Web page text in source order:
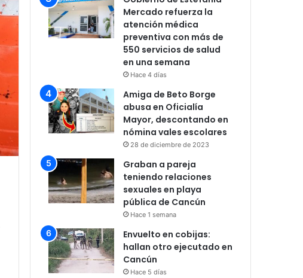
Mercado refuerza la
atención médica
preventiva con más de
550 servicios de salud
en una semana
Hace 4 días
Amiga de Beto Borge
abusa en Oficialía
Mayor, descontando en
nómina vales escolares
28 de diciembre de 2023
Graban a pareja
teniendo relaciones
sexuales en playa
pública de Cancún
Hace 1 semana
Envuelto en cobijas:
hallan otro ejecutado en
Cancún
Hace 5 días